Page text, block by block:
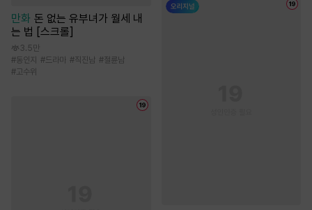
만화 돈 없는 유부녀가 월세 내
는 법 [스크롤]
3.5만
#동인지 #드라마 #직진남 #절륜남
#고수위